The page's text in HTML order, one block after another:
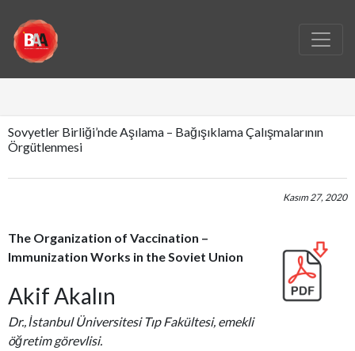
Sovyetler Birliği’nde Aşılama – Bağışıklama Çalışmalarının
Örgütlenmesi
Kasım 27, 2020
The Organization of Vaccination –
Immunization Works in the Soviet Union
Akif Akalın
Dr., İstanbul Üniversitesi Tıp Fakültesi, emekli
öğretim görevlisi.